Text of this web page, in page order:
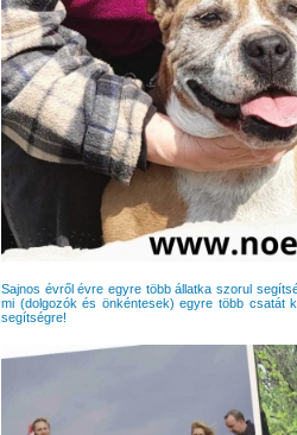
Sajnos évről évre egyre több állatka szorul
mi (dolgozók és önkéntesek) egyre több csatát
segítségre!